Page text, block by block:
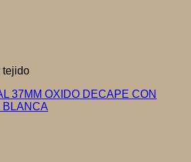
tejido
37MM OXIDO DECAPE CON
BLANCA